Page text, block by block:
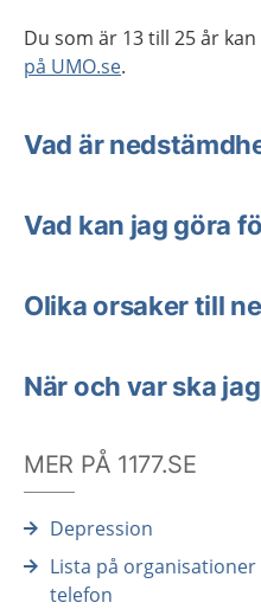
Du som är 13 till 25 år
på UMO.se.
Vad är
Vad kan jag göra
Olika orsaker till
När och var ska
MER PÅ 1177.SE
Depression
Lista på
telefon